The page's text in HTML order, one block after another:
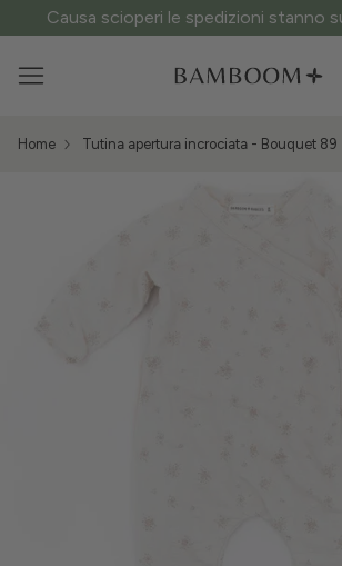
ATTENZIONE ai siti fake: questo è
Home Tutina apertura incrociata - Bouquet 89